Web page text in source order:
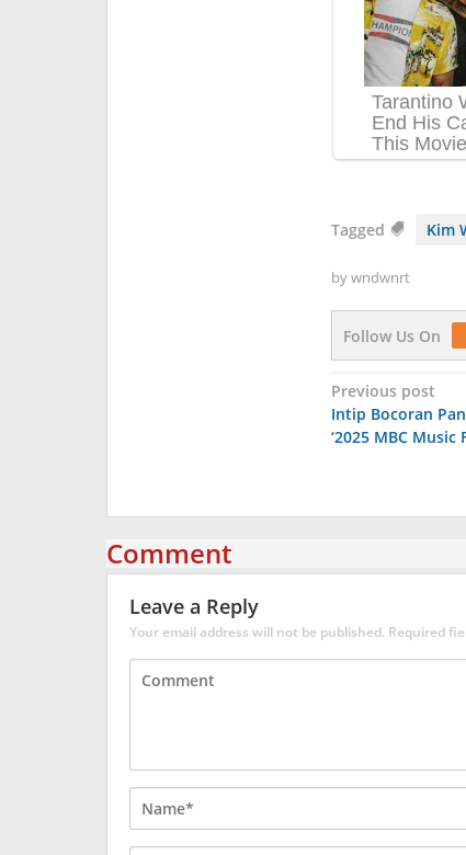
Tagged Kim
bywndwnrt
Follow Us On
Post
Previous post
Intip Bocoran
‘2025 MBC Music
Comment
Leave a Reply
Your email address will not be published. Required